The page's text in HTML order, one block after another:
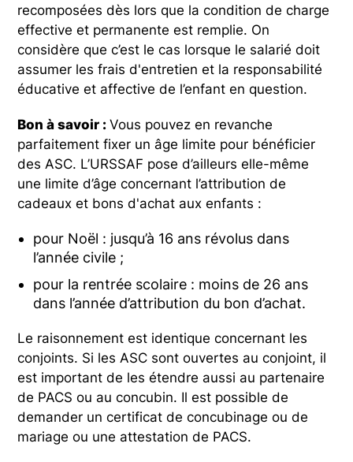
recomposées dès lors que la condition de charge
effective et permanente est remplie. On
considère que c’est le cas lorsque le salarié doit
assumer les frais d'entretien et la responsabilité
éducative et affective de l’enfant en question.
Bon à savoir :Vous pouvez en revanche
parfaitement fixer un âge limite pour bénéficier
des ASC. L’URSSAF pose d’ailleurs elle-même
une limite d’âge concernant l’attribution de
cadeaux et bons d'achat aux enfants :
pour Noël : jusqu’à 16 ans révolus dans
l’année civile ;
pour la rentrée scolaire : moins de 26 ans
dans l’année d’attribution du bon d’achat.
Le raisonnement est identique concernant les
conjoints. Si les ASC sont ouvertes au conjoint, il
est important de les étendre aussi au partenaire
de PACS ou au concubin. Il est possible de
demander un certificat de concubinage ou de
mariage ou une attestation de PACS.